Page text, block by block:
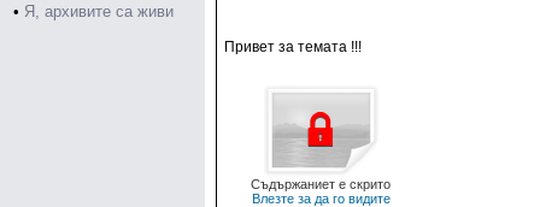
• Я, архивите са живи
Привет за темата !!!
Съдържаниет е скрито
Влезте за да го видите